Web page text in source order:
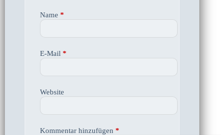
Name *
E-Mail *
Website
Kommentar hinzufügen *